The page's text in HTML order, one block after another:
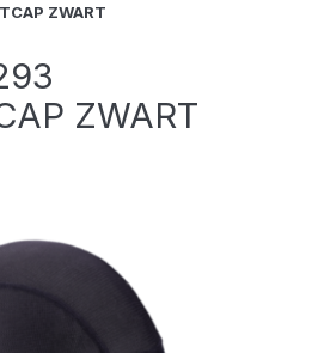
ZWART
ZWART